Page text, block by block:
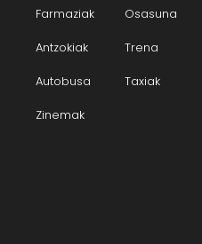
Farmaziak
Osasuna
Antzokiak
Trena
Autobusa
Taxiak
Zinemak